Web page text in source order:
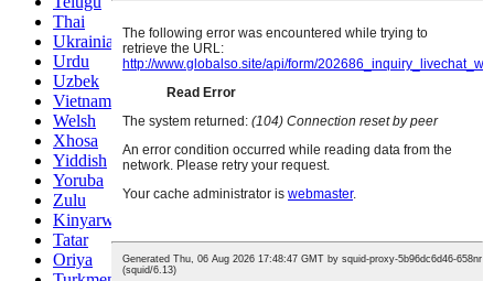
Thai
Ukrainian
Urdu
Uzbek
Vietnamese
Welsh
Xhosa
Yiddish
Yoruba
Zulu
Kinyarwanda
Tatar
Oriya